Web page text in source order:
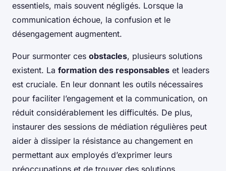
essentiels, mais souvent négligés. Lorsque la
communication échoue, la confusion et le
désengagement augmentent.
Pour surmonter ces obstacles, plusieurs solutions
existent. La formation des responsables et leaders
est cruciale. En leur donnant les outils nécessaires
pour faciliter l’engagement et la communication, on
réduit considérablement les difficultés. De plus,
instaurer des sessions de médiation régulières peut
aider à dissiper la résistance au changement en
permettant aux employés d’exprimer leurs